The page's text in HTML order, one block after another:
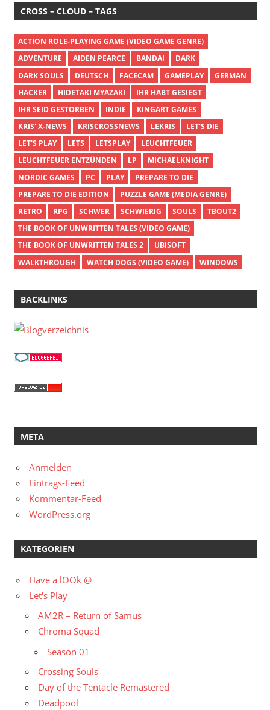
CROSS – CLOUD – TAGS
ACTION ROLE-PLAYING GAME (VIDEO GAME GENRE)
ADVENTURE
AIDEN PEARCE BANDAI
DARK
DARK SOULS
DEUTSCH FACECAM GAMEPLAY
GERMAN
HACKER
HIDETAKI MYAZAKI
IHR HABT GESIEGT
IHR SEID GESTORBEN
INDIE
KINGART GAMES
KRIS' X-NEWS
KRISCROSSNEWS LEKRIS
LET'S DIE
LET'S PLAY
LETS LETSPLAY
LEUCHTFEUER
LEUCHTFEUER ENTZÜNDEN
LP
MICHAELKNIGHT
NORDIC GAMES
PC PLAY
PREPARE TO DIE
PREPARE TO DIE EDITION
PUZZLE GAME (MEDIA GENRE)
RETRO
RPG SCHWER SCHWIERIG SOULS
TBOUT2
THE BOOK OF UNWRITTEN TALES (VIDEO GAME)
THE BOOK OF UNWRITTEN TALES 2
UBISOFT
WALKTHROUGH
WATCH DOGS (VIDEO GAME) WINDOWS
BACKLINKS
META
Anmelden
Eintrags-Feed
Kommentar-Feed
WordPress.org
KATEGORIEN
Have a lOOk @
Let's Play
AM2R – Return of Samus
Chroma Squad
Season 01
Crossing Souls
Day of the Tentacle Remastered
Deadpool